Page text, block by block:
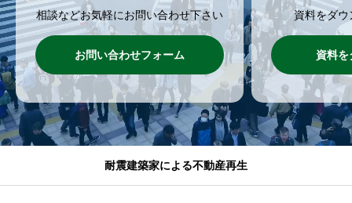
相談などお気軽にお問い合わせ下さい
お問い合わせフォーム
資料をダウ
資料を
耐震建築家による不動産再生